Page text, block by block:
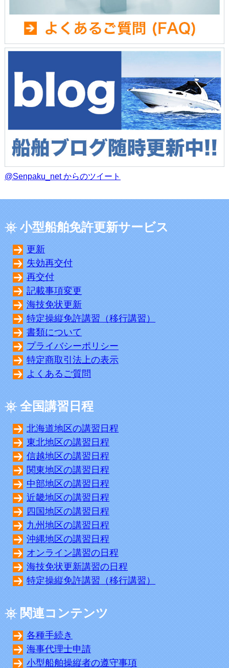
@Senpaku_net からのツイート
小型船舶免許更新サービス
更新
失効再交付
再交付
記載事項変更
海技免状更新
特定操縦免許講習（移行講習）
書類について
プライバシーポリシー
特定商取引法上の表示
よくあるご質問
全国講習日程
北海道地区の講習日程
東北地区の講習日程
信越地区の講習日程
関東地区の講習日程
中部地区の講習日程
近畿地区の講習日程
四国地区の講習日程
九州地区の講習日程
沖縄地区の講習日程
オンライン講習の日程
海技免状更新講習の日程
特定操縦免許講習（移行講習）
関連コンテンツ
各種手続き
海事代理士申請
小型船舶操縦者の遵守事項